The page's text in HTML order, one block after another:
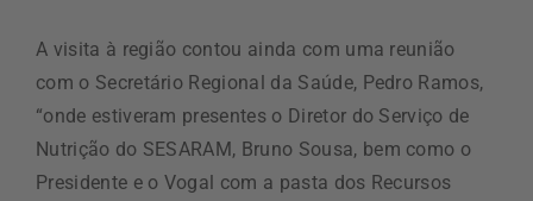
A visita à região contou ainda com uma reunião
com o Secretário Regional da Saúde, Pedro Ramos,
“onde estiveram presentes o Diretor do Serviço de
Nutrição do SESARAM, Bruno Sousa, bem como o
Presidente e o Vogal com a pasta dos Recursos